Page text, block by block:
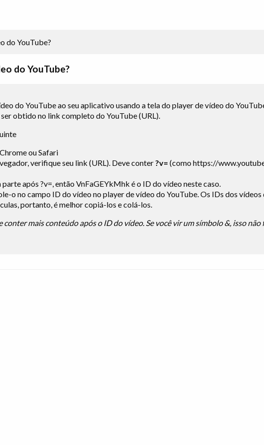
do YouTube?
do YouTube ao seu aplicativo usando a tela do player de vídeo do
obtido no link completo do YouTube (URL).
ou Safari
verifique seu link (URL). Deve conter ?v= (como https://
parte após ?v=, então VnFaGEYkMhk é o ID do vídeo neste caso.
o no campo ID do vídeo no player de vídeo do YouTube. Os IDs dos
portanto, é melhor copiá-los e colá-los.
conter mais conteúdo após o ID do vídeo. Se você vir um símbolo &, isso